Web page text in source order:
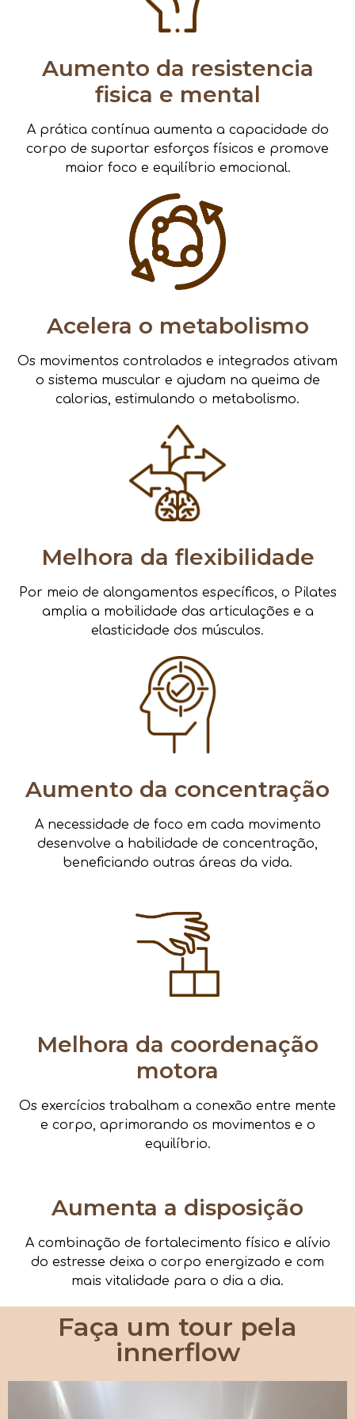
Aumento da resistencia
fisica e mental
A prática contínua aumenta a capacidade do
corpo de suportar esforços físicos e promove
maior foco e equilíbrio emocional.
Acelera o metabolismo
Os movimentos controlados e integrados ativam
o sistema muscular e ajudam na queima de
calorias, estimulando o metabolismo.
Melhora da flexibilidade
Por meio de alongamentos específicos, o Pilates
amplia a mobilidade das articulações e a
elasticidade dos músculos.
Aumento da concentração
A necessidade de foco em cada movimento
desenvolve a habilidade de concentração,
beneficiando outras áreas da vida.
Melhora da coordenação
motora
Os exercícios trabalham a conexão entre mente
e corpo, aprimorando os movimentos e o
equilíbrio.
Aumenta a disposição
A combinação de fortalecimento físico e alívio
do estresse deixa o corpo energizado e com
mais vitalidade para o dia a dia.
Faça um tour pela
innerflow